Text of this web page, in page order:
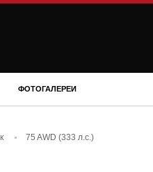
ФОТОГАЛЕРЕИ
75 AWD (333 л.с.)